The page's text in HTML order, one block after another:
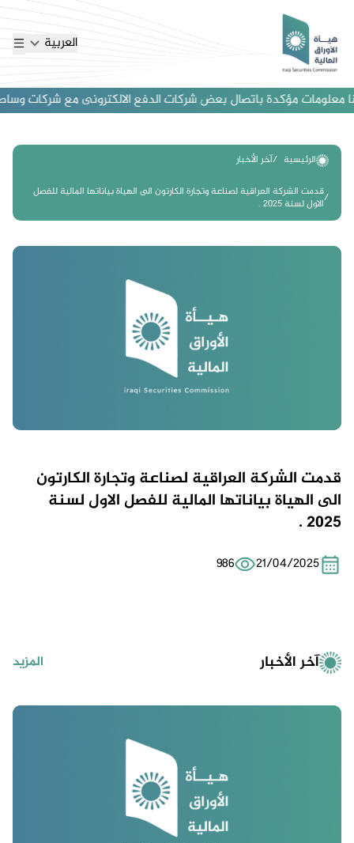
العربية
معلومات مؤكدة باتصال بعض شركات الدفع الالكترونى مع شركات وساطة
الرئيسية
آخر الأخبار
قدمت الشركة العراقية لصناعة وتجارة الكارتون الى الهياة بياناتها المالية للفصل
الاول لسنة 2025 .
قدمت الشركة العراقية لصناعة وتجارة الكارتون
الى الهياة بياناتها المالية للفصل الاول لسنة
2025 .
21/04/2025
986
آخر الأخبار المزيد